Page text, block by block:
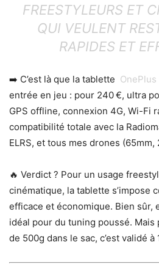
FREESTYLEURS ET
QUI VEULENT
RAPIDES ET
➡️ C’est là que la tablette OnePlus
entrée en jeu : pour 240 €, ultra
GPS offline, connexion 4G, Wi-Fi
compatibilité totale avec la
ELRS, et tous mes drones (65mm,
🔥 Verdict ? Pour un usage
cinématique, la tablette s’impose
efficace et économique. Bien sûr,
idéal pour du tuning poussé.
de 500g dans le sac, c’est validé à